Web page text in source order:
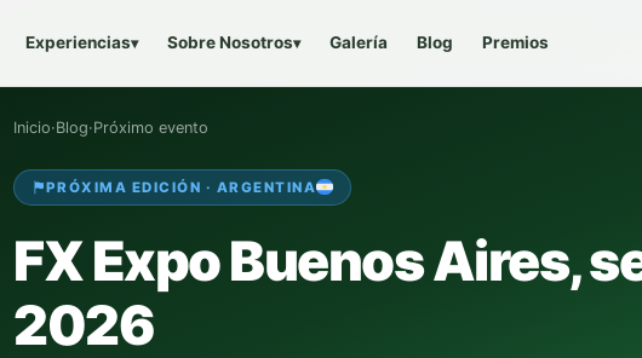
Experiencias▾ Sobre Nosotros▾ Galería Blog Premios
Inicio·Blog·Próximo evento
PRÓXIMA EDICIÓN · ARGENTINA
FX ExpoBuenos Aires,
2026